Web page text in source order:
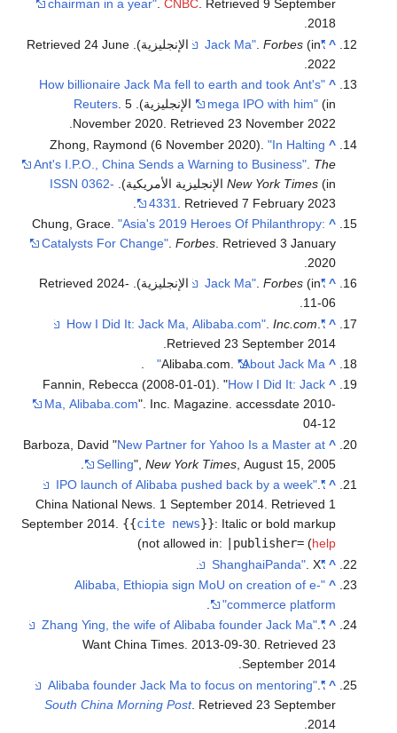
chairman in a year".CNBC. Retrieved9 September
2018
.
^
"Jack Ma"
.Forbes (in الإنجليزية) . Retrieved
24 June
2022
^
"How billionaire Jack Ma fell to earth and took Ant's
mega IPO with him" (in الإنجليزية). Reuters . 5
November 2020 . Retrieved 23 November 2022
^
Zhong, Raymond (6 November 2020)."In Halting
Ant's I.P.O., China Sends a Warning to Business" The
New York Times (in الإنجليزية الأمريكية). ISSN 0362-
4331
. Retrieved7 February 2023
^
Chung, Grace."Asia's 2019 Heroes Of Philanthropy:
Catalysts For Change" .Forbes . Retrieved3 January
2020
^
"Jack Ma"
.Forbes (in الإنجليزية) . Retrieved
2024-
11-06
.
^
"How I Did It: Jack Ma, Alibaba.com"
.Inc.com .
Retrieved 23 September 2014
^
Alibaba.com."About Jack Ma"
^
Fannin, Rebecca (2008-01-01). "How I Did It: Jack
Ma, Alibaba.com". Inc. Magazine. accessdate 2010-
04-12
^
Barboza, David "New Partner for Yahoo Is a Master at
Selling",New York Times , August 15, 2005.
^
"IPO launch of Alibaba pushed back by a week"
.
China National News. 1 September 2014. Retrieved 1
September 2014. {{cite news}}: Italic or bold markup
not allowed in:
|publisher= (help
)
^
"ShanghaiPanda"
. X.
^
"Alibaba, Ethiopia sign MoU on creation of e-
commerce platform"
^
"Zhang Ying, the wife of Alibaba founder Jack Ma"
.
Want China Times. 2013-09-30. Retrieved23
September 2014
.
^
"Alibaba founder Jack Ma to focus on mentoring"
.
South China Morning Post. Retrieved 23 September
2014